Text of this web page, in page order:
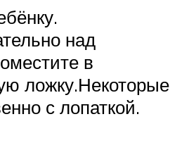
над
в
ложку.Некоторые
с лопаткой.